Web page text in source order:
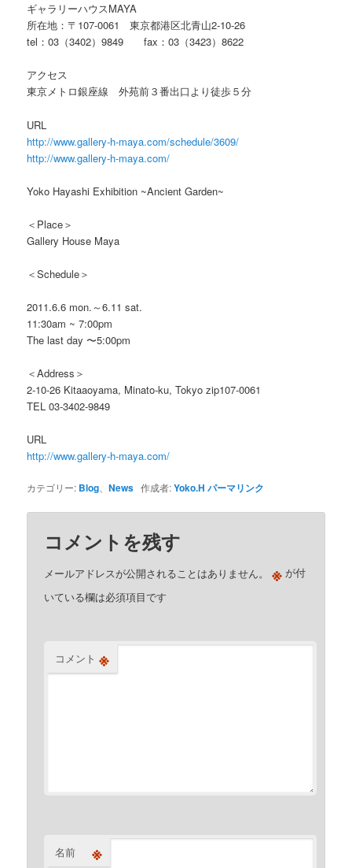
ギャラリーハウスMAYA
所在地：〒107-0061 東京都港区北青山2-10-26
tel：03（3402）9849 fax：03（3423）8622
アクセス
東京メトロ銀座線 外苑前３番出口より徒歩５分
URL
http://www.gallery-h-maya.com/schedule/3609/
http://www.gallery-h-maya.com/
Yoko Hayashi Exhibition ~Ancient Garden~
＜Place＞
Gallery House Maya
＜Schedule＞
2011.6.6 mon.～6.11 sat.
11:30am ~ 7:00pm
The last day 〜5:00pm
＜Address＞
2-10-26 Kitaaoyama, Minato-ku, Tokyo zip107-0061
TEL 03-3402-9849
URL
http://www.gallery-h-maya.com/
カテゴリー: Blog、News 作成者:Yoko.H パーマリンク
コメントを残す
メールアドレスが公開されることはありません。 ※ が付
いている欄は必須項目です
コメント ※
名前 ※